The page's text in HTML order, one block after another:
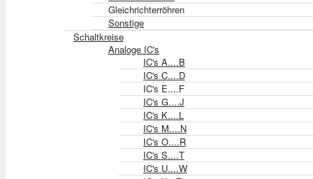
Gleichrichterröhren
Sonstige
Schaltkreise
Analoge IC's
IC's A....B
IC's C....D
IC's E....F
IC's G....J
IC's K....L
IC's M....N
IC's O....R
IC's S....T
IC's U....W